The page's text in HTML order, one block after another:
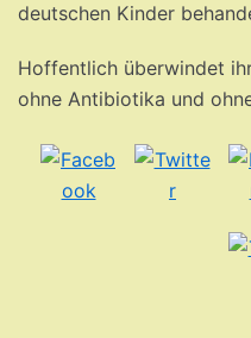
deutschen Kinder
Hoffentlich überwindet
ohne Antibiotika und